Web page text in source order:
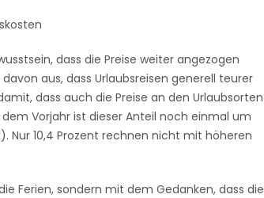
dass die Preise weiter angezogen
aus, dass Urlaubsreisen generell teurer
dass auch die Preise an den Urlaubsorten
Vorjahr ist dieser Anteil noch einmal um
Nur 10,4 Prozent rechnen nicht mit höheren
Ferien, sondern mit dem Gedanken, dass die